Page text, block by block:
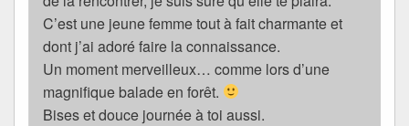
C’est une jeune femme tout à fait charmante et
dont j’ai adoré faire la connaissance.
Un moment merveilleux… comme lors d’une
magnifique balade en forêt.
Bises et douce journée à toi aussi.